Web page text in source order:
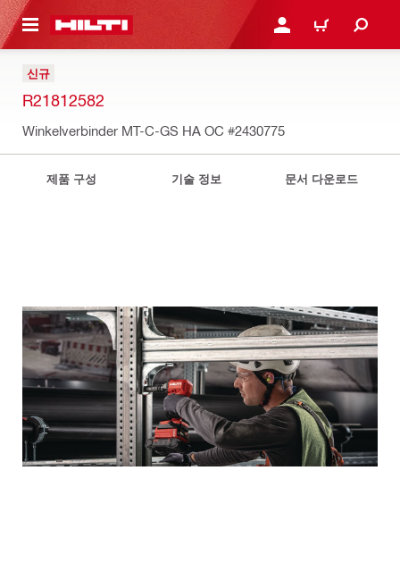
으로 건너뛰기 로그인 또는 회원가입
장바구니
신규
R21812582
Winkelverbinder MT-C-GS HA OC #2430775
제품 구성 기술 정보 문서 다운로드